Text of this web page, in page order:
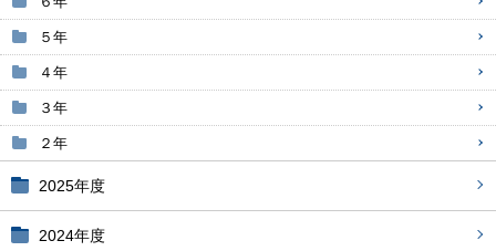
５年
４年
３年
２年
2025年度
2024年度